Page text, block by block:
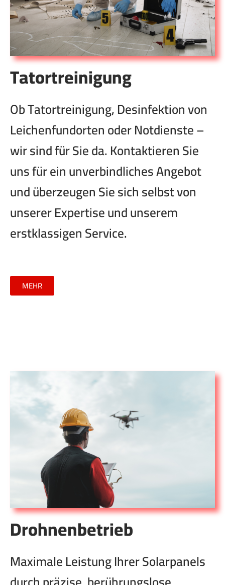
Tatortreinigung
Ob Tatortreinigung, Desinfektion von
Leichenfundorten oder Notdienste –
wir sind für Sie da.Kontaktieren Sie
uns für ein unverbindliches Angebot
und überzeugen Sie sich selbst von
unserer Expertise und unserem
erstklassigen Service.
MEHR
Drohnenbetrieb
Maximale Leistung Ihrer Solarpanels